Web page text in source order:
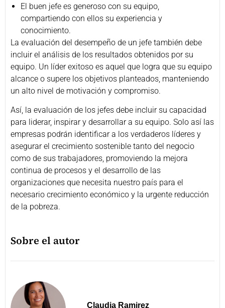
El buen jefe es generoso con su equipo,
compartiendo con ellos su experiencia y
conocimiento.
La evaluación del desempeño de un jefe también debe
incluir el análisis de los resultados obtenidos por su
equipo. Un líder exitoso es aquel que logra que su equipo
alcance o supere los objetivos planteados, manteniendo
un alto nivel de motivación y compromiso.
Así, la evaluación de los jefes debe incluir su capacidad
para liderar, inspirar y desarrollar a su equipo. Solo así las
empresas podrán identificar a los verdaderos líderes y
asegurar el crecimiento sostenible tanto del negocio
como de sus trabajadores, promoviendo la mejora
continua de procesos y el desarrollo de las
organizaciones que necesita nuestro país para el
necesario crecimiento económico y la urgente reducción
de la pobreza.
Sobre el autor
Claudia Ramirez